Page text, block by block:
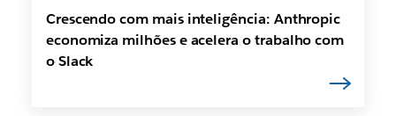
Crescendo com mais inteligência: Anthropic
economiza milhões e acelera o trabalho com
o Slack